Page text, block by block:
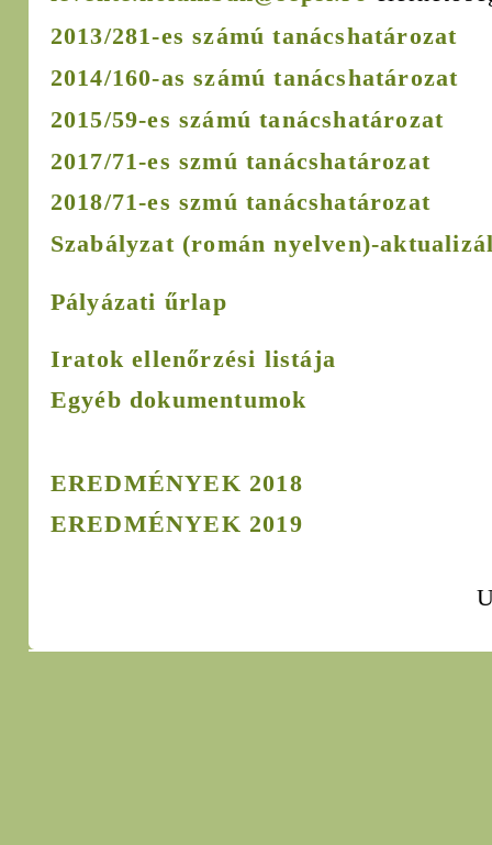
2013/281-es számú tanácshatározat
2014/160-as számú tanácshatározat
2015/59-es számú tanácshatározat
2017/71-es szmú tanácshatározat
2018/71-es szmú tanácshatározat
Szabályzat(román nyelven)-
Pályázati űrlap
Iratok ellenőrzési listája
Egyéb dokumentumok
EREDMÉNYEK 2018
EREDMÉNYEK 2019